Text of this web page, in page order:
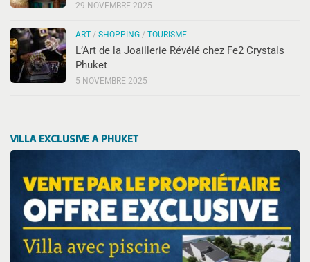
29 NOVEMBRE 2025
ART / SHOPPING / TOURISME
L’Art de la Joaillerie Révélé chez Fe2 Crystals
Phuket
5 NOVEMBRE 2025
VILLA EXCLUSIVE A PHUKET